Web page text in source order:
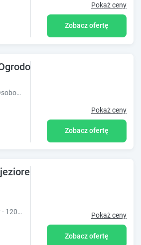
Pokaż ceny
Zobacz ofertę
6 Osobowy
Obiekt Domek Całoroczny z Bali na Mazurach z Balią Ogrodową 6 Osobowy położony jest w miejscowości Miłki i oferuje widok na rzekę. Odległoś?
Pokaż ceny
Zobacz ofertę
Tajty - 120 m2 tylko
Obiekt Wilkasy- Giżycko Przestronny apartament nad jeziorem Tajty - 120 m2 tylko dla Ciebie oferuje taras oraz widok na ogród. Usytuowany jest on w Pokaż ceny
Zobacz ofertę